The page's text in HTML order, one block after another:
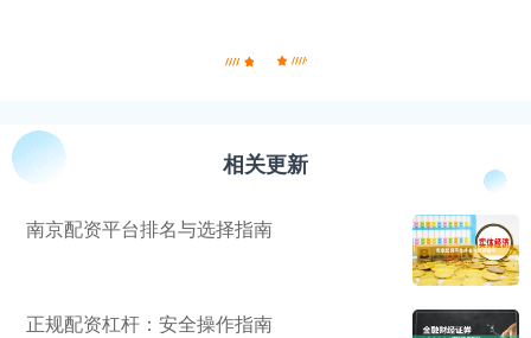
相关更新
南京配资平台排名与选择指南
正规配资杠杆：安全操作指南